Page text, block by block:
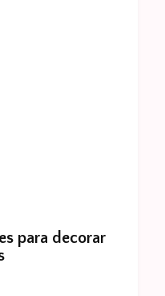
para decorar